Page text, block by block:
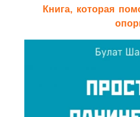
Книга, которая